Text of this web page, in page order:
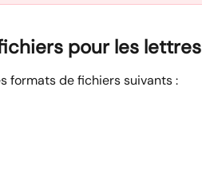
pour les lettres
formats de fichiers suivants :